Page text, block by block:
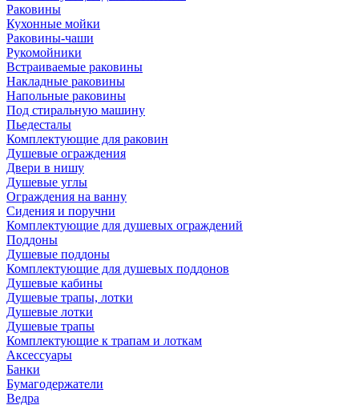
Раковины
Кухонные мойки
Раковины-чаши
Рукомойники
Встраиваемые раковины
Накладные раковины
Напольные раковины
Под стиральную машину
Пьедесталы
Комплектующие для раковин
Душевые ограждения
Двери в нишу
Душевые углы
Ограждения на ванну
Сидения и поручни
Комплектующие для душевых ограждений
Поддоны
Душевые поддоны
Комплектующие для душевых поддонов
Душевые кабины
Душевые трапы, лотки
Душевые лотки
Душевые трапы
Комплектующие к трапам и лоткам
Аксессуары
Банки
Бумагодержатели
Ведра